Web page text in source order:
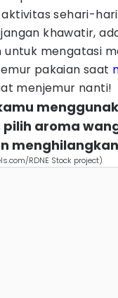
sehari-
khawatir,
untuk mengatasi
pakaian saat
menjemur nanti!
aroma
RDNE Stock project)